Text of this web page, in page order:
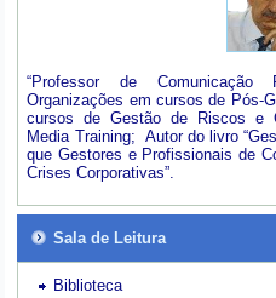
“Professor de
Organizações em cursos de Pós-
cursos de Gestão de Riscos e
Media Training; Autor do livro
que Gestores e Profissionais de
Crises Corporativas”.
Sala de Leitura
Biblioteca